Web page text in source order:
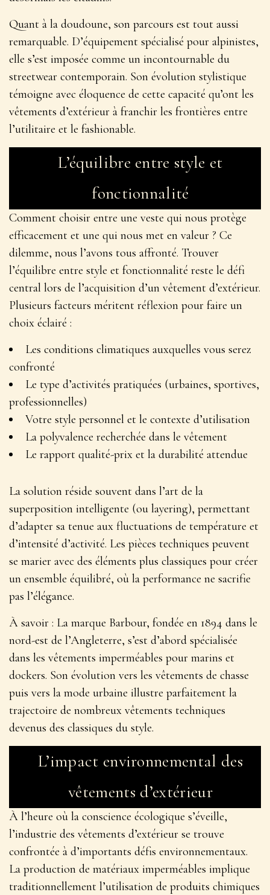
Quant à la doudoune, son parcours est tout aussi
remarquable. D’équipement spécialisé pour alpinistes,
elle s’est imposée comme un incontournable du
streetwear contemporain. Son évolution stylistique
témoigne avec éloquence de cette capacité qu’ont les
vêtements d’extérieur à franchir les frontières entre
l’utilitaire et le fashionable.
L’équilibre entre style et
fonctionnalité
Comment choisir entre une veste qui nous protège
efficacement et une qui nous met en valeur ? Ce
dilemme, nous l’avons tous affronté. Trouver
l’équilibre entre style et fonctionnalité reste le défi
central lors de l’acquisition d’un vêtement d’extérieur.
Plusieurs facteurs méritent réflexion pour faire un
choix éclairé :
Les conditions climatiques auxquelles vous serez
confronté
Le type d’activités pratiquées (urbaines, sportives,
professionnelles)
Votre style personnel et le contexte d’utilisation
La polyvalence recherchée dans le vêtement
Le rapport qualité-prix et la durabilité attendue
La solution réside souvent dans l’art de la
superposition intelligente (ou layering), permettant
d’adapter sa tenue aux fluctuations de température et
d’intensité d’activité. Les pièces techniques peuvent
se marier avec des éléments plus classiques pour créer
un ensemble équilibré, où la performance ne sacrifie
pas l’élégance.
À savoir : La marque Barbour, fondée en 1894 dans le
nord-est de l’Angleterre, s’est d’abord spécialisée
dans les vêtements imperméables pour marins et
dockers. Son évolution vers les vêtements de chasse
puis vers la mode urbaine illustre parfaitement la
trajectoire de nombreux vêtements techniques
devenus des classiques du style.
L’impact environnemental des
vêtements d’extérieur
À l’heure où la conscience écologique s’éveille,
l’industrie des vêtements d’extérieur se trouve
confrontée à d’importants défis environnementaux.
La production de matériaux imperméables implique
traditionnellement l’utilisation de produits chimiques